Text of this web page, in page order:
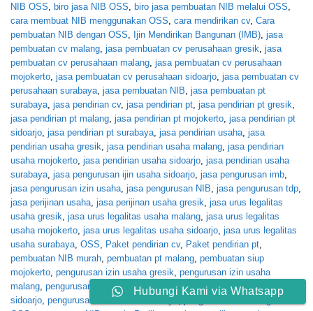
NIB OSS biro jasa NIB OSS biro jasa pembuatan NIB melalui OSS
cara membuat NIB menggunakan OSS cara mendirikan cv, Cara
pembuatan NIB dengan OSS
Ijin Mendirikan Bangunan (IMB) jasa
pembuatan cv malang jasa pembuatan cv perusahaan gresik jasa
pembuatan cv perusahaan malang jasa pembuatan cv perusahaan
mojokerto jasa pembuatan cv perusahaan sidoarjo jasa pembuatan cv
perusahaan surabaya jasa pembuatan NIB jasa pembuatan pt
surabaya jasa pendirian cv, jasa pendirian pt jasa pendirian pt gresik
jasa pendirian pt malang jasa pendirian pt mojokerto jasa pendirian pt
sidoarjo jasa pendirian pt surabaya jasa pendirian usaha jasa
pendirian usaha gresik jasa pendirian usaha malang jasa pendirian
usaha mojokerto jasa pendirian usaha sidoarjo jasa pendirian usaha
surabaya jasa pengurusan ijin usaha sidoarjo jasa pengurusan imb
jasa pengurusan izin usaha jasa pengurusan NIB jasa pengurusan tdp
jasa perijinan usaha jasa perijinan usaha gresik jasa urus legalitas
usaha gresik jasa urus legalitas usaha malang jasa urus legalitas
usaha mojokerto jasa urus legalitas usaha sidoarjo jasa urus legalitas
usaha surabaya OSS Paket pendirian cv, Paket pendirian pt
pembuatan NIB murah pembuatan pt malang pembuatan siup
mojokerto pengurusan izin usaha gresik pengurusan izin usaha
malang pengurusan izin usaha mojokerto ,pengurusan izin usaha
sidoarjo pengurusan izin usaha surabaya
pengurusan NIB dengan
Hubungi Kami via Whatsapp